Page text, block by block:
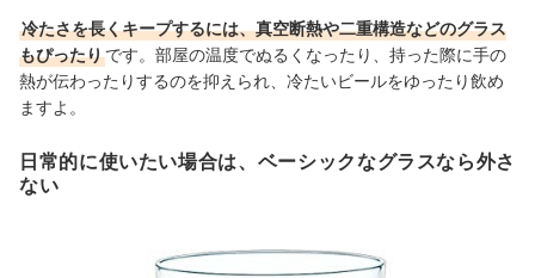
冷たさを長くキープするには、真空断熱や二重構造などのグラス
もぴったりです。部屋の温度でぬるくなったり、持った際に手の
熱が伝わったりするのを抑えられ、冷たいビールをゆったり飲め
ますよ。
日常的に使いたい場合は、ベーシックなグラスなら外さ
ない